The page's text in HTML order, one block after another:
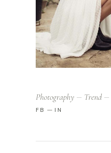
Photography Trend
FB IN